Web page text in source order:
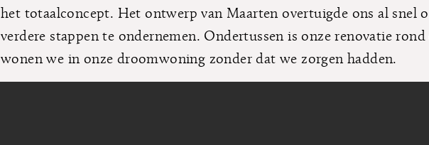
het totaalconcept. Het ontwerp van Maarten overtuigde ons al snel
verdere stappen te ondernemen. Ondertussen is onze renovatie rond
wonen we in onze droomwoning zonder dat we zorgen hadden.